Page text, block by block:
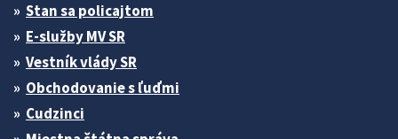
Stan sa policajtom
E-služby MV SR
Vestník vlády SR
Obchodovanie s ľuďmi
Cudzinci